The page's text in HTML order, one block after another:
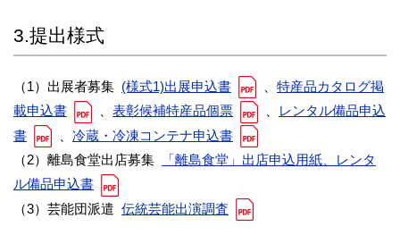
3.提出様式
（1）出展者募集 (様式1)出展申込書
特産品カタログ掲
載申込書
表彰候補特産品個票
レンタル備品申込
書
冷蔵・冷凍コンテナ申込書
（2）離島食堂出店募集
「離島食堂」出店申込用紙、レンタ
ル備品申込書
（3）芸能団派遣 伝統芸能出演調査